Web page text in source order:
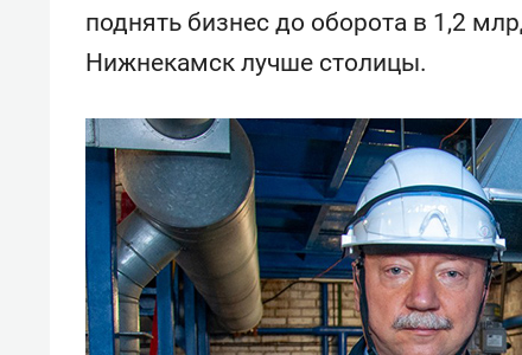
поднять бизнес до оборота в 1,2
Нижнекамск лучше столицы.